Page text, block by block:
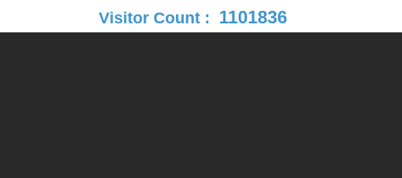
Visitor Count : 1101836